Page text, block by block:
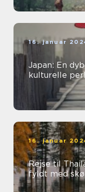
16. januar
Japan: En
kulturelle
16. januar
Rejse til
fyldt med